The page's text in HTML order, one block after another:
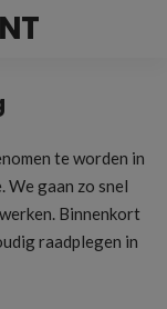
te worden in
We gaan zo snel
Binnenkort
raadplegen in